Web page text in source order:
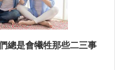
總是會犧牲那些二三事